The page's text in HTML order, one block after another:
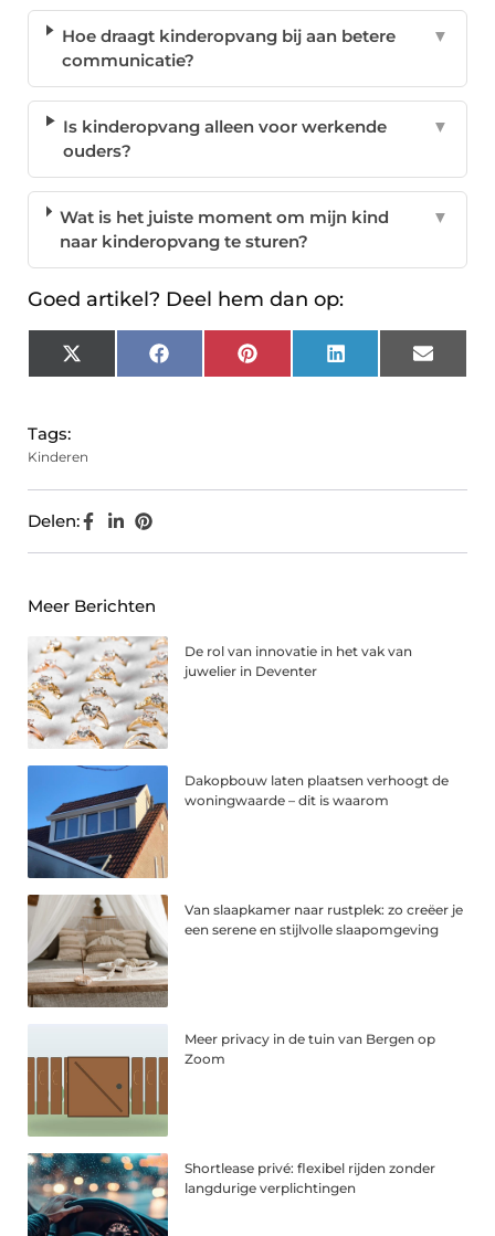
Hoe draagt kinderopvang bij aan betere
communicatie?
▼
Is kinderopvang alleen voor werkende
ouders?
▼
Wat is het juiste moment om mijn kind
naar kinderopvang te sturen?
▼
Goed artikel? Deel hem dan op:
X
(Twitter)
FacebookPinterest LinkedIn Email
Tags:
Kinderen
Delen:
Meer Berichten
De rol van innovatie in het vak van
juwelier in Deventer
Dakopbouw laten plaatsen verhoogt de
woningwaarde – dit is waarom
Van slaapkamer naar rustplek: zo creëer je
een serene en stijlvolle slaapomgeving
Meer privacy in de tuin van Bergen op
Zoom
Shortlease privé: flexibel rijden zonder
langdurige verplichtingen